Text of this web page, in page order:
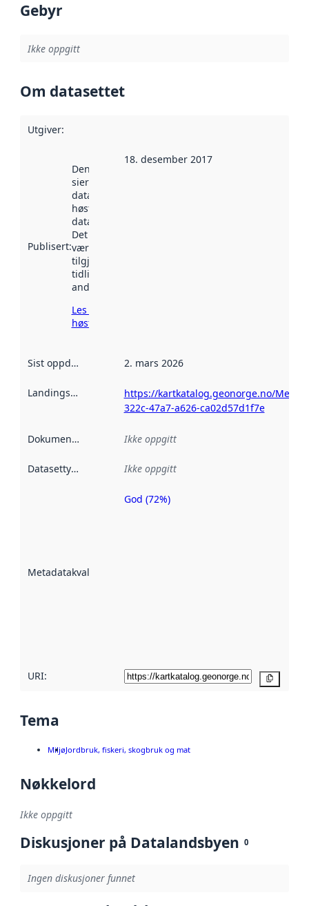
Gebyr
Ikke oppgitt
Om datasettet
Utgiver:
Publisert:
Denne datoen
sier når
datasettet ble
høstet av
data.norge.no.
Det kan ha
vært
tilgjengelig
tidligere
andre steder.
Les mer om
høsting her
18. desember 2017
Sist oppdatert 2. mars 2026
Landingsside
https://kartkatalog.geonorge.no/
322c-47a7-a626-ca02d57d1f7e
Dokumentasjon Ikke oppgitt
Datasettype Ikke oppgitt
Metadatakvalitet
Metadatakvalitet
God (72%)
URI:
Tema
MiljøJordbruk, fiskeri, skogbruk og mat
Nøkkelord
Ikke oppgitt
Diskusjoner på Datalandsbyen 0
Ingen diskusjoner funnet